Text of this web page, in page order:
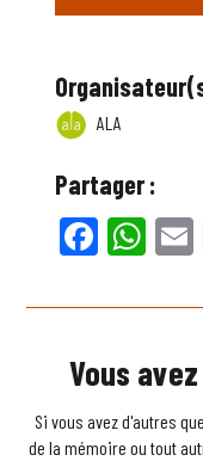
ALA
Partager :
Vous
Si vous avez d'autres
de la mémoire ou tout